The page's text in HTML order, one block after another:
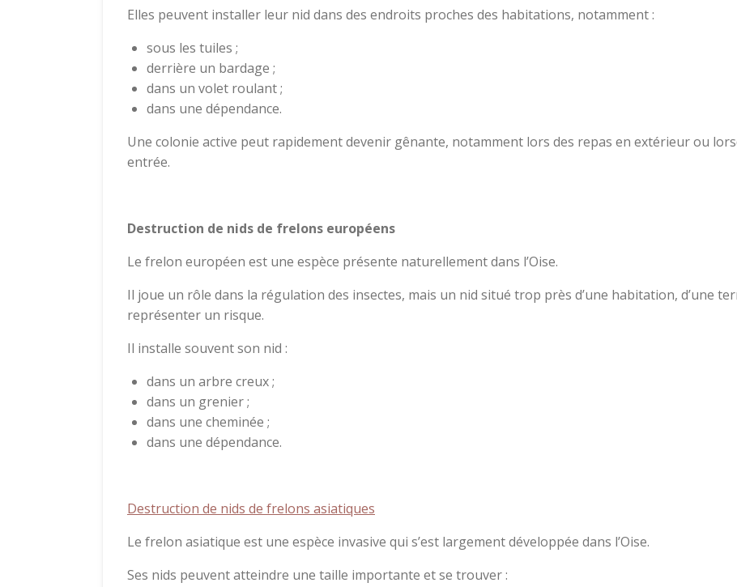
Elles peuvent installer leur nid dans des endroits proches des habitations, notamment :
sous les tuiles ;
derrière un bardage ;
dans un volet roulant ;
dans une dépendance.
Une colonie active peut rapidement devenir gênante, notamment lors des repas en extérieur ou
entrée.
Destruction de nids de frelons européens
Le frelon européen est une espèce présente naturellement dans l’Oise.
Il joue un rôle dans la régulation des insectes, mais un nid situé trop près d’une habitation, d’une
représenter un risque.
Il installe souvent son nid :
dans un arbre creux ;
dans un grenier ;
dans une cheminée ;
dans une dépendance.
Destruction de nids de frelons asiatiques
Le frelon asiatique est une espèce invasive qui s’est largement développée dans l’Oise.
Ses nids peuvent atteindre une taille importante et se trouver :